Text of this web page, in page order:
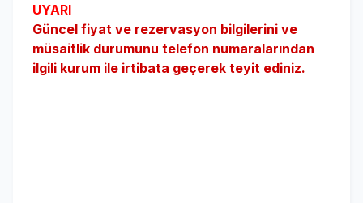
UYARI
Güncel fiyat ve rezervasyon bilgilerini ve
müsaitlik durumunu telefon numaralarından
ilgili kurum ile irtibata geçerek teyit ediniz.